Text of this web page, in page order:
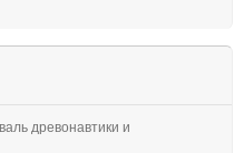
древонавтики и